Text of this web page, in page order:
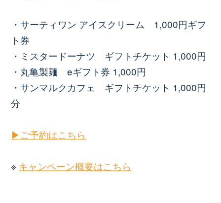
・サーティワン アイスクリーム 1,000円ギフ
ト券
・ミスタードーナツ ギフトチケット 1,000円
・丸亀製麺 eギフト券 1,000円
・サンマルクカフェ ギフトチケット 1,000円
分
▶ご予約はこちら
※ キャンペーン概要はこちら